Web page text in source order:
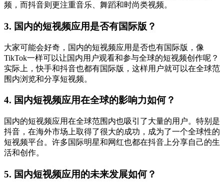
频，而抖音则更注重音乐、舞蹈和时尚类视频。
3. 国内的短视频应用是否有国际版？
大家可能会好奇，国内的短视频应用是否也有国际版，像
TikTok一样可以让国内用户观看和参与全球的短视频创作呢？
实际上，快手和抖音也都有国际版，这样用户就可以在全球范
围内浏览和分享短视频。
4. 国内短视频应用在全球的影响力如何？
国内的短视频应用在全球范围内也吸引了大量的用户。特别是
抖音，在海外市场上取得了很大的成功，成为了一个全球性的
短视频平台。许多国际明星和网红也都在抖音上分享自己的生
活和创作。
5. 国内短视频应用的未来发展如何？